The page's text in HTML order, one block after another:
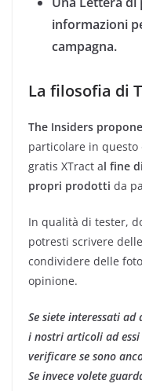
informazioni
campagna.
La filosofia di
The Insiders
particolare in questo
gratis XTract al fine
propri prodotti da
In qualità di tester,
potresti scrivere
condividere delle
opinione.
Se siete interessati
i nostri articoli ad
verificare se sono
Se invece volete